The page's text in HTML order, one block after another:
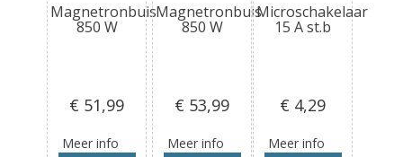
Magnetronbuis
850 W
€ 51,99
Meer info
Magnetronbuis
850 W
€ 53,99
Meer info
Microschakelaar
15 A st.b
€ 4,29
Meer info